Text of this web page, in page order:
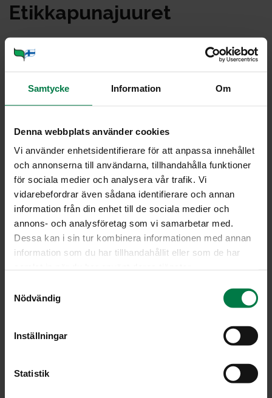
Samtycke Information Om
Denna webbplats använder cookies
Vi använder enhetsidentifierare för att anpassa innehållet
och annonserna till användarna, tillhandahålla funktioner
för sociala medier och analysera vår trafik. Vi
vidarebefordrar även sådana identifierare och annan
information från din enhet till de sociala medier och
annons- och analysföretag som vi samarbetar med.
Dessa kan i sin tur kombinera informationen med annan
information som du har tillhandahållit eller som de har
Nödvändig
Inställningar
Statistik
Etik­ka­pu­na­juu­ret
Portioner
2kg punajuuria
1.5l vettä
suolaa
Marinadiin
6dl vettä
10valkopippuria
kanelitanko
Keitä pestyt punajuuret miedosti suolatussa vedessä